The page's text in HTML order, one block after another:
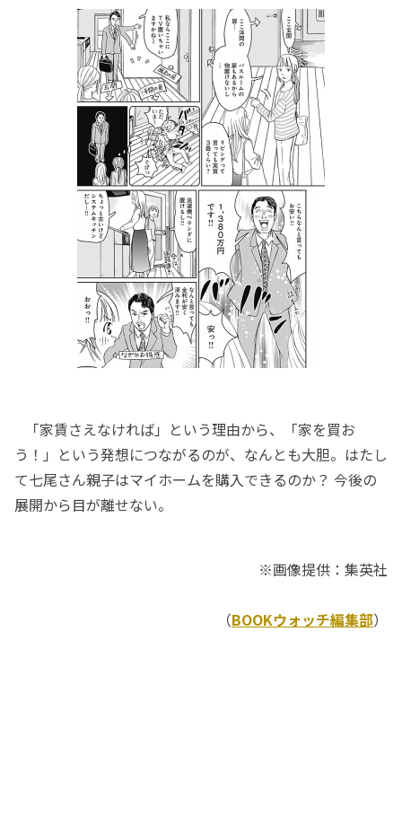
「家賃さえなければ」という理由から、「家を買お
う！」という発想につながるのが、なんとも大胆。はたし
て七尾さん親子はマイホームを購入できるのか？ 今後の
展開から目が離せない。
※画像提供：集英社
（BOOKウォッチ編集部）